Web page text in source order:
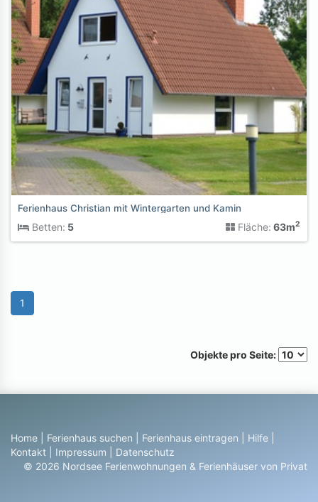
Ferienhaus Christian mit Wintergarten und Kamin
Betten: 5 Fläche: 63m2
1
Objekte pro Seite:
Home Ferienhaus suchen Ferienhaus eintragen Hilfe
Kontakt
Impressum
Datenschutz
© 2026 Nordsee Ferienwohnungen & Ferienhäuser von Privat